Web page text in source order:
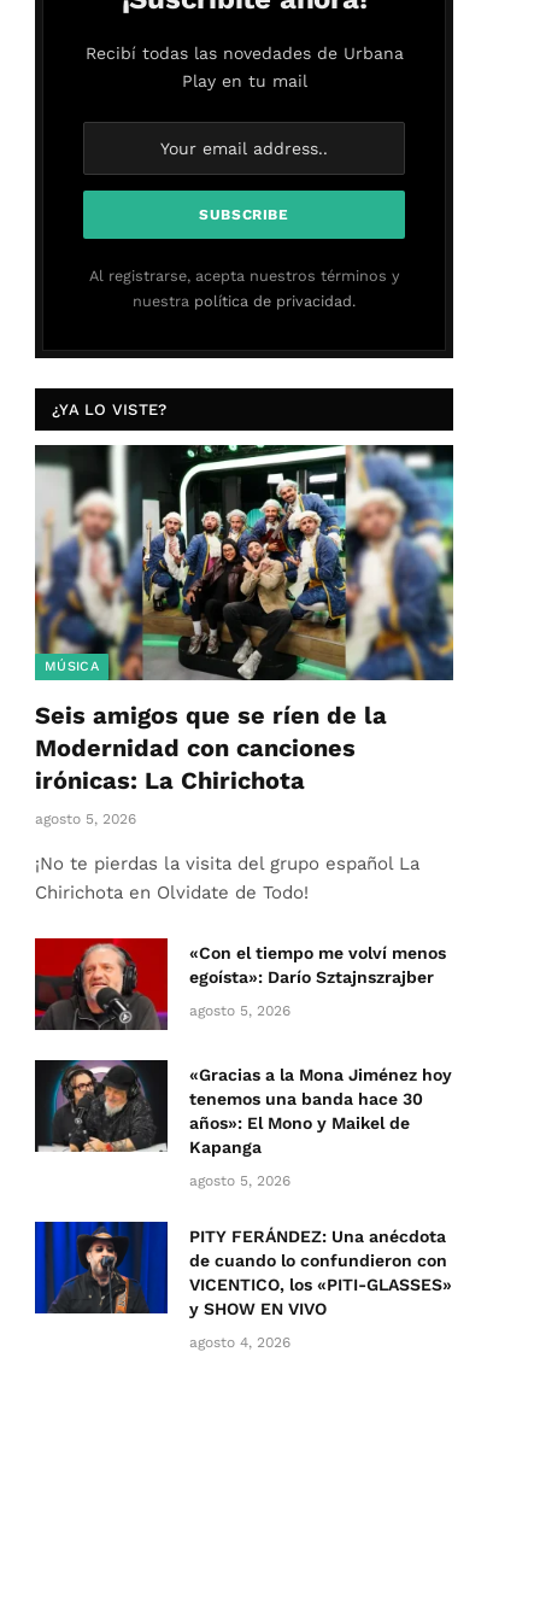
Recibí todas las novedades de Urbana
Play en tu mail
Al registrarse, acepta nuestros términos y
nuestra política de privacidad.
¿YA LO VISTE?
MÚSICA
Seis amigos que se ríen de la
Modernidad con canciones
irónicas: La Chirichota
agosto 5, 2026
¡No te pierdas la visita del grupo español La
Chirichota en Olvidate de Todo!
«Con el tiempo me volví menos
egoísta»: Darío Sztajnszrajber
agosto 5, 2026
«Gracias a la Mona Jiménez hoy
tenemos una banda hace 30
años»: El Mono y Maikel de
Kapanga
agosto 5, 2026
PITY FERÁNDEZ: Una anécdota
de cuando lo confundieron con
VICENTICO, los «PITI-GLASSES»
y SHOW EN VIVO
agosto 4, 2026